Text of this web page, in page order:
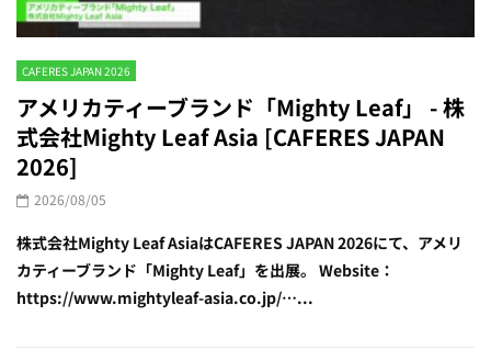
CAFERES JAPAN 2026
アメリカティーブランド「Mighty Leaf」 - 株
式会社Mighty Leaf Asia [CAFERES JAPAN
2026]
2026/08/05
株式会社Mighty Leaf AsiaはCAFERES JAPAN 2026にて、アメリ
カティーブランド「Mighty Leaf」を出展。 Website：
https://www.mightyleaf-asia.co.jp/…...